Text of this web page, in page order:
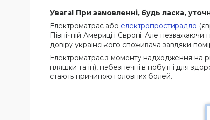
Увага! При замовленні, будь ласка,
Електроматрас або електропростирадло
Північній Америці і Європі. Але
довіру українського споживача завдяки
Електроматрас з моменту надходження на
пляшки та ін), небезпечні в побуті і для
стають причиною головних болей.